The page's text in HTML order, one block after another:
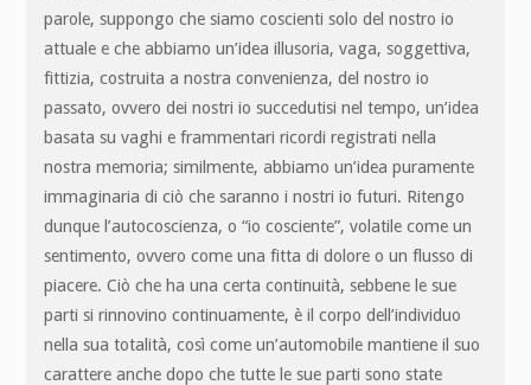
parole, suppongo che siamo coscienti solo del nostro io
attuale e che abbiamo un’idea illusoria, vaga, soggettiva,
fittizia, costruita a nostra convenienza, del nostro io
passato, ovvero dei nostri io succedutisi nel tempo, un’idea
basata su vaghi e frammentari ricordi registrati nella
nostra memoria; similmente, abbiamo un’idea puramente
immaginaria di ciò che saranno i nostri io futuri. Ritengo
dunque l’autocoscienza, o “io cosciente”, volatile come un
sentimento, ovvero come una fitta di dolore o un flusso di
piacere. Ciò che ha una certa continuità, sebbene le sue
parti si rinnovino continuamente, è il corpo dell’individuo
nella sua totalità, così come un’automobile mantiene il suo
carattere anche dopo che tutte le sue parti sono state